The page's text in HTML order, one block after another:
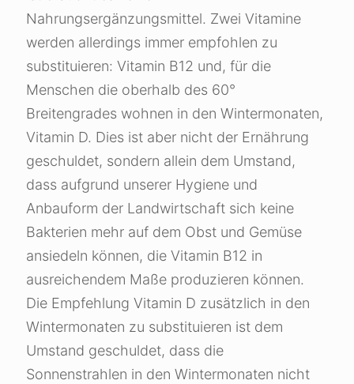
Nahrungsergänzungsmittel. Zwei Vitamine
werden allerdings immer empfohlen zu
substituieren: Vitamin B12 und, für die
Menschen die oberhalb des 60°
Breitengrades wohnen in den Wintermonaten,
Vitamin D. Dies ist aber nicht der Ernährung
geschuldet, sondern allein dem Umstand,
dass aufgrund unserer Hygiene und
Anbauform der Landwirtschaft sich keine
Bakterien mehr auf dem Obst und Gemüse
ansiedeln können, die Vitamin B12 in
ausreichendem Maße produzieren können.
Die Empfehlung Vitamin D zusätzlich in den
Wintermonaten zu substituieren ist dem
Umstand geschuldet, dass die
Sonnenstrahlen in den Wintermonaten nicht